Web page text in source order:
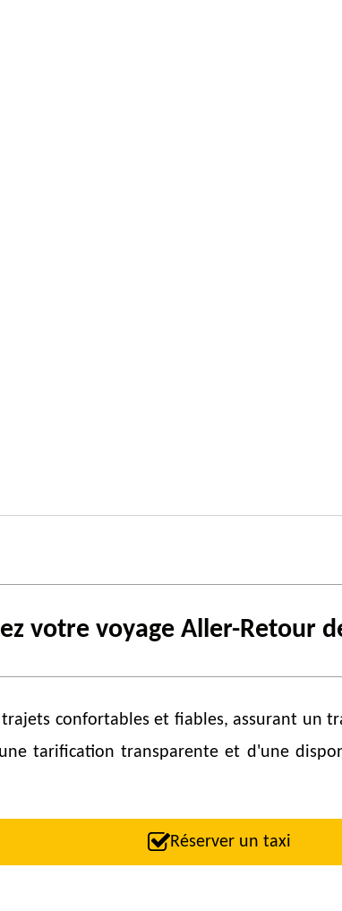
votre voyage Aller-Retour
confortables et fiables, assurant un
tarification transparente et d'une
Réserver un taxi